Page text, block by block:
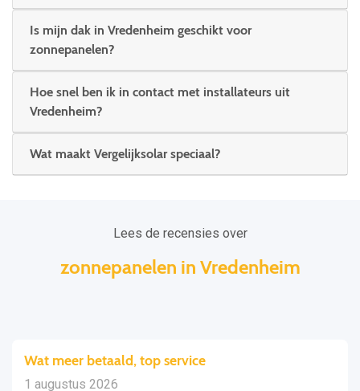
Is mijn dak in Vredenheim geschikt voor
zonnepanelen?
Hoe snel ben ik in contact met installateurs uit
Vredenheim?
Wat maakt Vergelijksolar speciaal?
Lees de recensies over
zonnepanelen in Vredenheim
Wat meer betaald, top service
1 augustus 2026